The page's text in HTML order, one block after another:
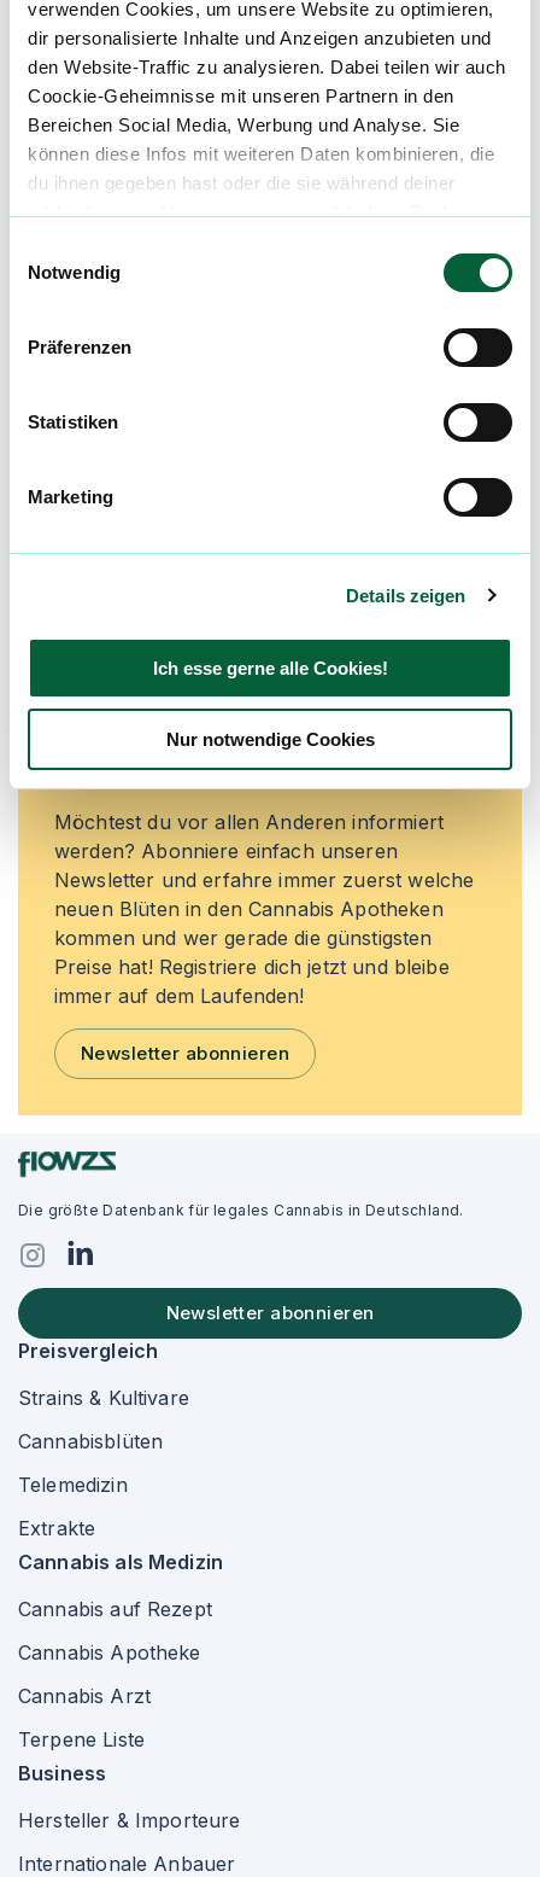
verwenden Cookies, um unsere Website zu optimieren,
dir personalisierte Inhalte und Anzeigen anzubieten und
den Website-Traffic zu analysieren. Dabei teilen wir auch
Coockie-Geheimnisse mit unseren Partnern in den
Bereichen Social Media, Werbung und Analyse. Sie
können diese Infos mit weiteren Daten kombinieren, die
du ihnen gegeben hast oder die sie während deiner
wilden Internet-Abenteuer gesammelt haben. Begleite
Notwendig
Präferenzen
Statistiken
Marketing
Details zeigen
Ich esse gerne alle Cookies!
Nur notwendige Cookies
info@bamberg-cannabis.de
Telefon: 0951 302074-14
Mach mit in der flowzz.com
Alle wichtigen Daten und Fakten - täglich
aktualisiert! Hilf uns mit Deinen Kommentaren
machen. Melde dich an, um dir deine
Preisreduktionen informiert zu werden und
Neue Cannabisblüten und die
besten Preise nicht mehr
verpassen!
Möchtest du vor allen Anderen informiert
werden? Abonniere einfach unseren
Newsletter und erfahre immer zuerst welche
neuen Blüten in den Cannabis Apotheken
kommen und wer gerade die günstigsten
Preise hat! Registriere dich jetzt und bleibe
immer auf dem Laufenden!
Newsletter abonnieren
Die größte Datenbank für legales Cannabis in Deutschland.
Newsletter abonnieren
Preisvergleich
Strains & Kultivare
Cannabisblüten
Telemedizin
Extrakte
Cannabis als Medizin
Cannabis auf Rezept
Cannabis Apotheke
Cannabis Arzt
Terpene Liste
Business
Hersteller & Importeure
Internationale Anbauer